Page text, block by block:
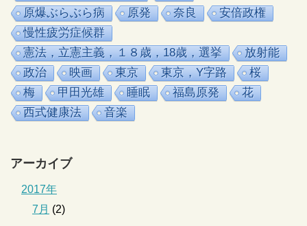
原爆ぶらぶら病
原発 奈良
安倍政権
慢性疲労症候群
憲法，立憲主義，１８歳，18歳，選挙
放射能
政治
映画 東京 東京，Y字路
桜
梅
甲田光雄 睡眠 福島原発
花
西式健康法
音楽
アーカイブ
2017年
7月 (2)